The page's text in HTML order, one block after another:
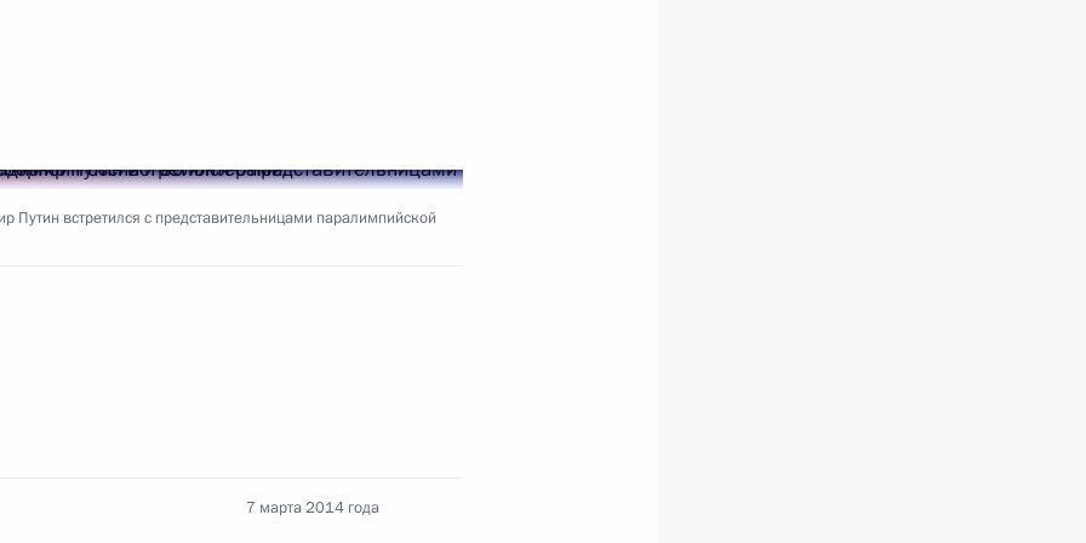
зимних игр
зимних игр
встретился с представительницами паралимпийской
7 марта 2014 года